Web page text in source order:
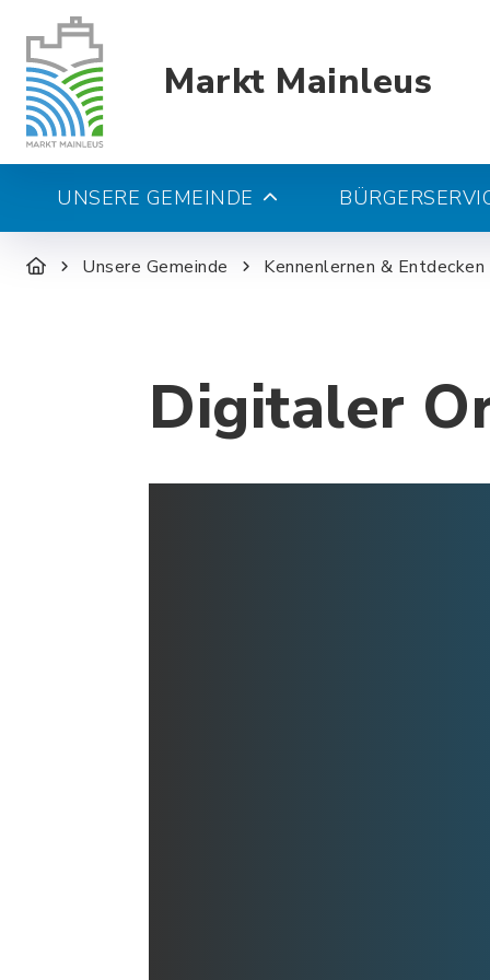
Markt Mainleus
UNSERE GEMEINDE
Unsere Gemeinde Kennenlernen & Entdecken
Digitaler